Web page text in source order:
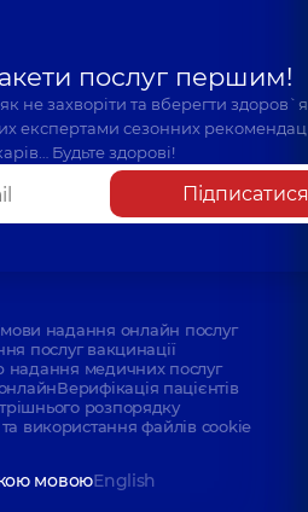
послуг першим!
не захворіти та вберегти
експертами сезонних
Будьте здорові!
Підписатися
надання онлайн послуг
послуг вакцинації
надання медичних послуг
Верифікація пацієнтів
розпорядку
та використання файлів cookie
мовоюEnglish